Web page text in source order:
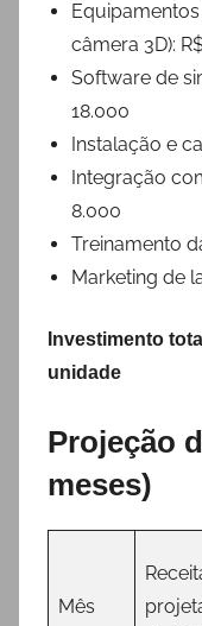
Equipamentos
câmera 3D):
Software de
18.000
Instalação e
Integração
8.000
Treinamento
Marketing de
Investimento
unidade
Projeção
meses)
Mês